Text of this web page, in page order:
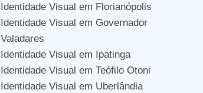
Identidade Visual em Florianópolis
Identidade Visual em Governador
Valadares
Identidade Visual em Ipatinga
Identidade Visual em Teófilo Otoni
Identidade Visual em Uberlândia